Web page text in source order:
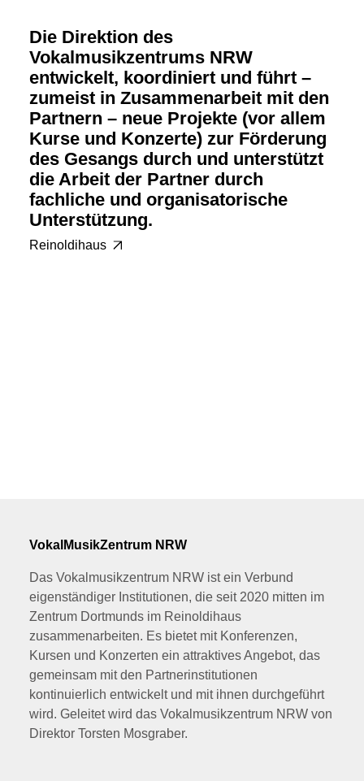
Die Direktion des
Vokalmusikzentrums NRW
entwickelt, koordiniert und führt –
zumeist in Zusammenarbeit mit den
Partnern – neue Projekte (vor allem
Kurse und Konzerte) zur Förderung
des Gesangs durch und unterstützt
die Arbeit der Partner durch
fachliche und organisatorische
Unterstützung.
Reinoldihaus
VokalMusikZentrum NRW
Das Vokalmusikzentrum NRW ist ein Verbund
eigenständiger Institutionen, die seit 2020 mitten im
Zentrum Dortmunds im Reinoldihaus
zusammenarbeiten. Es bietet mit Konferenzen,
Kursen und Konzerten ein attraktives Angebot, das
gemeinsam mit den Partnerinstitutionen
kontinuierlich entwickelt und mit ihnen durchgeführt
wird. Geleitet wird das Vokalmusikzentrum NRW von
Direktor Torsten Mosgraber.